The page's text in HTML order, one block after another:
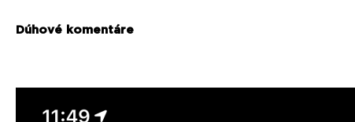
Dúhové komentáre